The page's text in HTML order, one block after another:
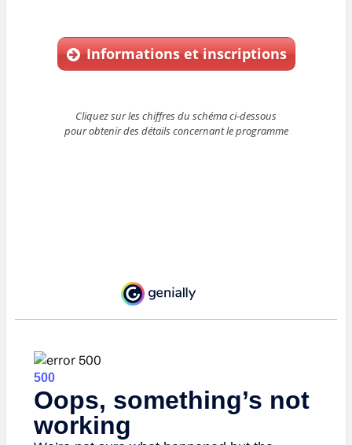
Informations et inscriptions
Cliquez sur les chiffres du schéma ci-dessous
pour obtenir des détails concernant le programme